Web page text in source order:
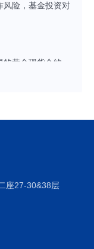
风险，基金投资对
黄金现货合约。
黄金价格的主要
的变化。（5）各
ETF的比例不低于
如目标ETF的管
IOPV计算错误的风
额赎回对价的变
第三方机构服务
座27-30&38层